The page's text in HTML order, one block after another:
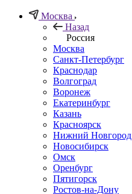
Москва
Назад
Россия
Москва
Санкт-Петербург
Краснодар
Волгоград
Воронеж
Екатеринбург
Казань
Красноярск
Нижний Новгород
Новосибирск
Омск
Оренбург
Пятигорск
Ростов-на-Дону